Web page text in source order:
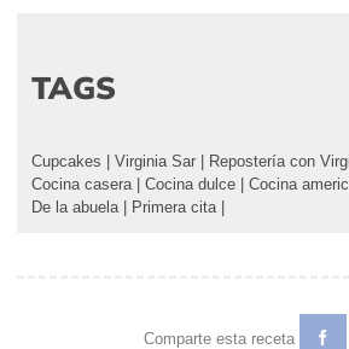
TAGS
Cupcakes Virginia Sar Repostería con
Cocina casera
Cocina dulce Cocina
De la abuela
Primera cita
Comparte esta receta